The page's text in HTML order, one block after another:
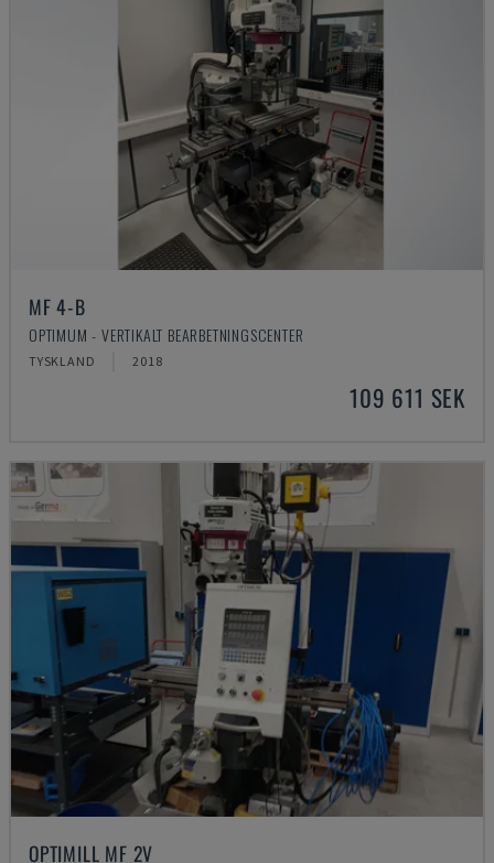
MF 4-B
OPTIMUM - VERTIKALT BEARBETNINGSCENTER
TYSKLAND 2018
109 611 SEK
OPTIMILL MF 2V